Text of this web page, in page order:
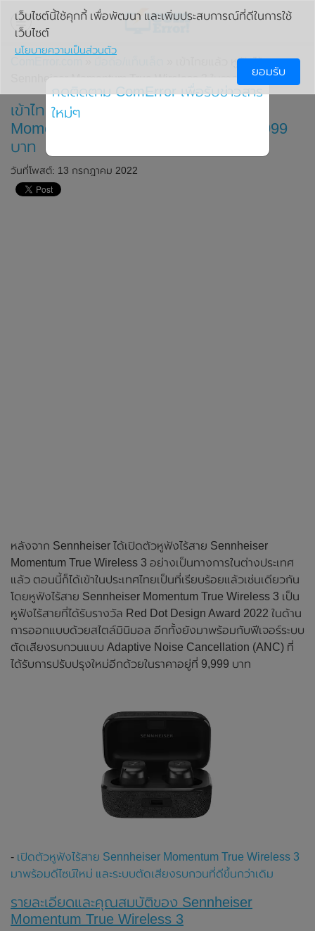
» เข้าไทยแล้ว หูฟังไร้สาย
Sennheiser Momentum True Wireless 3 ในราคา 9,999 บาท
เข้าไทยแล้ว หูฟังไร้สาย Sennheiser
Momentum True Wireless 3 ในราคา 9,999
บาท
วันที่โพสต์: 13 กรกฎาคม 2022
หลังจาก Sennheiser ได้เปิดตัวหูฟังไร้สาย Sennheiser
Momentum True Wireless 3 อย่างเป็นทางการในต่างประเทศ
แล้ว ตอนนี้ก็ได้เข้าในประเทศไทยเป็นที่เรียบร้อยแล้วเช่นเดียวกัน
โดยหูฟังไร้สาย Sennheiser Momentum True Wireless 3 เป็น
หูฟังไร้สายที่ได้รับรางวัล Red Dot Design Award 2022 ในด้าน
การออกแบบด้วยสไตล์มินิมอล อีกทั้งยังมาพร้อมกับฟีเจอร์ระบบ
ตัดเสียงรบกวนแบบ Adaptive Noise Cancellation (ANC) ที่
ได้รับการปรับปรุงใหม่อีกด้วยในราคาอยู่ที่ 9,999 บาท
- เปิดตัวหูฟังไร้สาย Sennheiser Momentum True Wireless 3
มาพร้อมดีไซน์ใหม่ และระบบตัดเสียงรบกวนที่ดีขึ้นกว่าเดิม
รายละเอียดและคุณสมบัติของ Sennheiser
Momentum True Wireless 3
เว็บไซต์นี้ใช้คุกกี้ เพื่อพัฒนา และเพิ่มประสบการณ์ที่ดีในการใช้
เว็บไซต์
นโยบายความเป็นส่วนตัว
ยอมรับ
กดติดตาม ComError เพื่อรับข่าวสาร
ใหม่ๆ